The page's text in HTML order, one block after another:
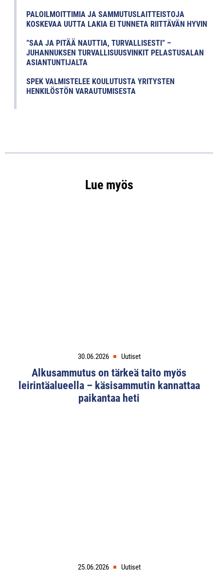
PALOILMOITTIMIA JA SAMMUTUSLAITTEISTOJA
KOSKEVAA UUTTA LAKIA EI TUNNETA RIITTÄVÄN HYVIN
”SAA JA PITÄÄ NAUTTIA, TURVALLISESTI” –
JUHANNUKSEN TURVALLISUUSVINKIT PELASTUSALAN
ASIANTUNTIJALTA
SPEK VALMISTELEE KOULUTUSTA YRITYSTEN
HENKILÖSTÖN VARAUTUMISESTA
Lue myös
30.06.2026 Uutiset
Alkusammutus on tärkeä taito myös
leirintäalueella – käsisammutin kannattaa
paikantaa heti
25.06.2026 Uutiset